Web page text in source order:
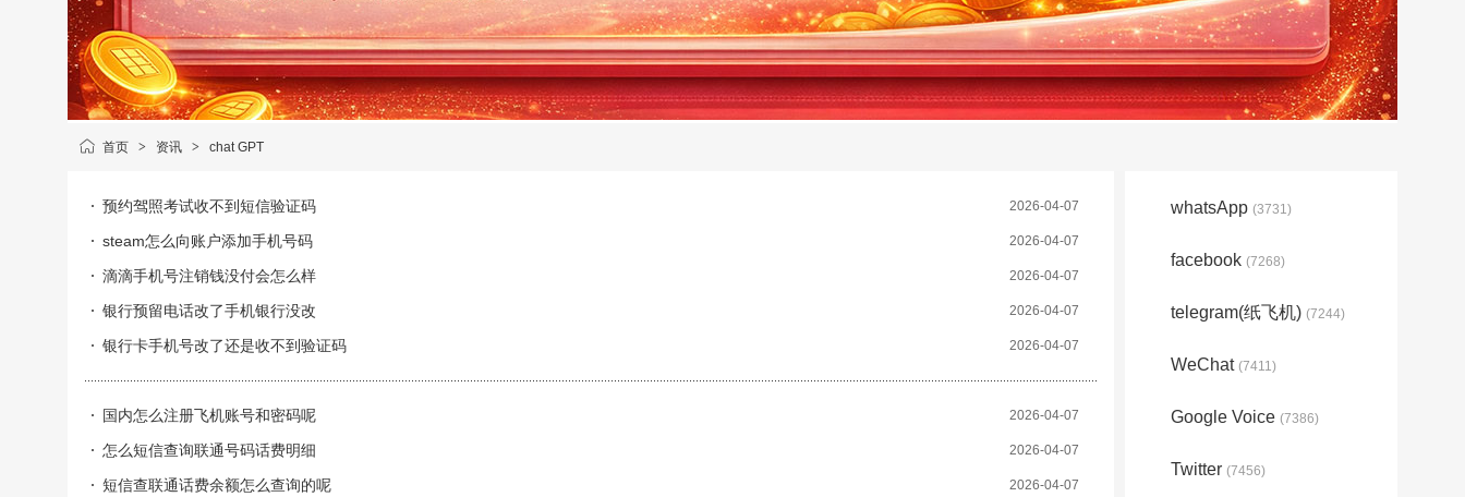
首页 > 资讯 > chat GPT
2026-04-07
预约驾照考试收不到短信验证码
2026-04-07
steam怎么向账户添加手机号码
2026-04-07
滴滴手机号注销钱没付会怎么样
2026-04-07
银行预留电话改了手机银行没改
2026-04-07
银行卡手机号改了还是收不到验证码
2026-04-07
国内怎么注册飞机账号和密码呢
2026-04-07
怎么短信查询联通号码话费明细
2026-04-07
短信查联通话费余额怎么查询的呢
whatsApp (3731)
facebook (7268)
telegram(纸飞机) (7244)
WeChat (7411)
Google Voice (7386)
Twitter (7456)